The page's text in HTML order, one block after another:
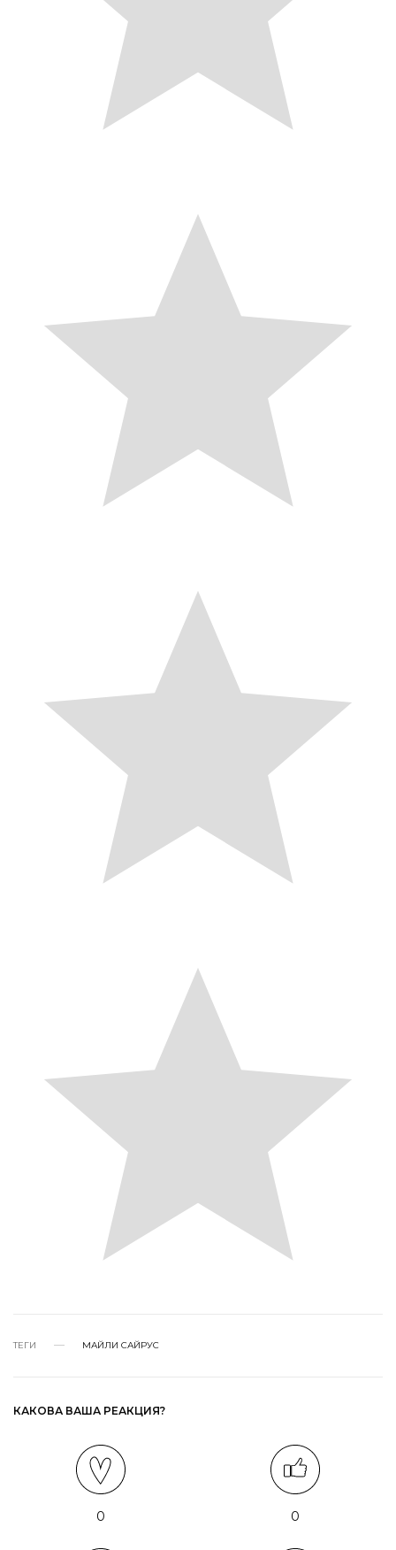
ТЕГИ МАЙЛИ САЙРУС
КАКОВА ВАША РЕАКЦИЯ?
0 0